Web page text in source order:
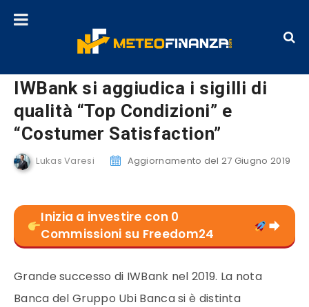
IWBank si aggiudica i sigilli di
qualità “Top Condizioni” e
“Costumer Satisfaction”
Lukas Varesi Aggiornamento del 27 Giugno 2019
Inizia a investire con 0
Commissioni su Freedom24
Grande successo di IWBank nel 2019. La nota
Banca del Gruppo Ubi Banca si è distinta